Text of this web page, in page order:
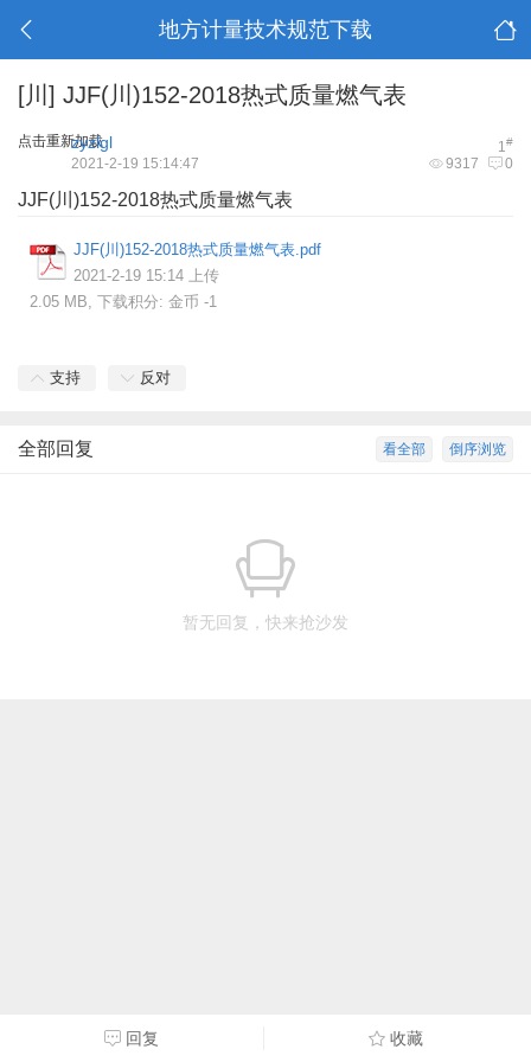
地方计量技术规范下载
[川] JJF(川)152-2018热式质量燃气表
点击重新加载 1#
zyzlgl
9317 0
2021-2-19 15:14:47
JJF(川)152-2018热式质量燃气表
JJF(川)152-2018热式质量燃气表.pdf
2021-2-19 15:14 上传
2.05 MB, 下载积分: 金币 -1
支持 反对
倒序浏览
看全部
全部回复
暂无回复，快来抢沙发
回复 收藏